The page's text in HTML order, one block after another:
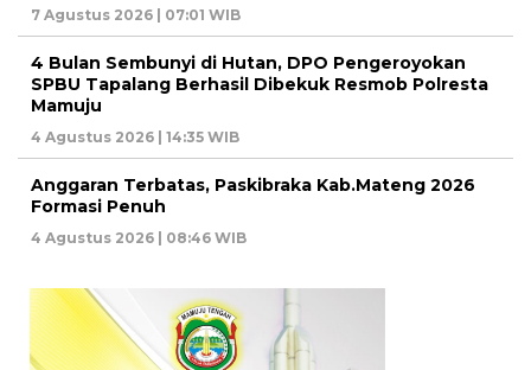
7 Agustus 2026 | 07:01 WIB
4 Bulan Sembunyi di Hutan, DPO Pengeroyokan
SPBU Tapalang Berhasil Dibekuk Resmob Polresta
Mamuju
4 Agustus 2026 | 14:35 WIB
Anggaran Terbatas, Paskibraka Kab.Mateng 2026
Formasi Penuh
4 Agustus 2026 | 08:46 WIB